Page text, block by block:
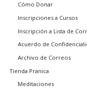
Cómo Donar
Inscripciones a Cursos
Inscripción a Lista de
Acuerdo de
Archivo de Correos
Tienda Pranica
Meditaciones